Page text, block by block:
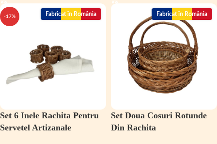
-17% Fabricat în România
Set 6 Inele Rachita Pentru
Servetel Artizanale
Fabricat în România
Set Doua Cosuri Rotunde
Din Rachita